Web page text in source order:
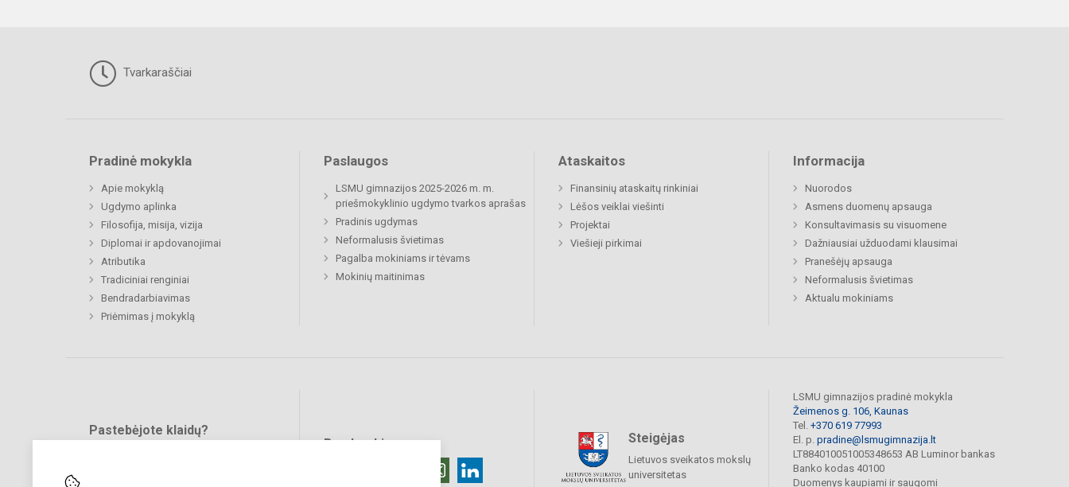
Tvarkaraščiai
Pradinė mokykla
Apie mokyklą
Ugdymo aplinka
Filosofija, misija, vizija
Diplomai ir apdovanojimai
Atributika
Tradiciniai renginiai
Bendradarbiavimas
Priėmimas į mokyklą
Paslaugos
LSMU gimnazijos 2025-2026 m. m.
priešmokyklinio ugdymo tvarkos aprašas
Pradinis ugdymas
Neformalusis švietimas
Pagalba mokiniams ir tėvams
Mokinių maitinimas
Ataskaitos
Finansinių ataskaitų rinkiniai
Lėšos veiklai viešinti
Projektai
Viešieji pirkimai
Informacija
Nuorodos
Asmens duomenų apsauga
Konsultavimasis su visuomene
Dažniausiai užduodami klausimai
Pranešėjų apsauga
Neformalusis švietimas
Aktualu mokiniams
Pastebėjote klaidų?
Bendraukime Steigėjas
Lietuvos sveikatos mokslų
universitetas
LSMU gimnazijos pradinė mokykla
Žeimenos g. 106, Kaunas
Tel. +370 619 77993
El. p. pradine@lsmugimnazija.lt
LT884010051005348653 AB Luminor bankas
Banko kodas 40100
Duomenys kaupiami ir saugomi